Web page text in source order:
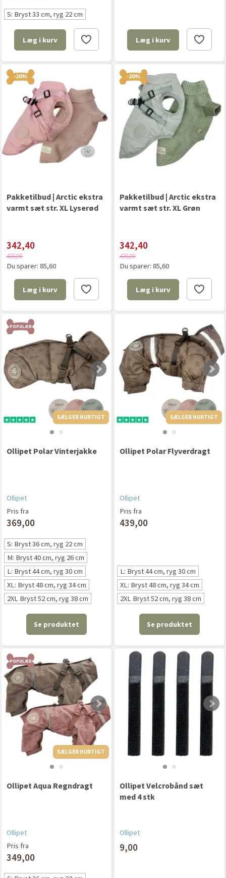
S: Bryst 33 cm, ryg 22 cm
Læg i kurv Læg i kurv
-20%
Pakketilbud | Arctic ekstra
varmt sæt str. XL Lyserød
342,40
428,00
Du sparer: 85,60
Læg i kurv
-20%
Pakketilbud | Arctic ekstra
varmt sæt str. XL Grøn
342,40
428,00
Du sparer: 85,60
Læg i kurv
POPULÆR
SÆLGER HURTIGT SÆLGER HURTIGT
Ollipet Polar Vinterjakke
Ollipet
Pris fra
369,00
S: Bryst 36 cm, ryg 22 cm
M: Bryst 40 cm, ryg 26 cm
L: Bryst 44 cm, ryg 30 cm
XL: Bryst 48 cm, ryg 34 cm
2XL Bryst 52 cm, ryg 38 cm
Se produktet
SÆLGER HURTIGT
Ollipet Polar Flyverdragt
Ollipet
Pris fra
439,00
L: Bryst 44 cm, ryg 30 cm
XL: Bryst 48 cm, ryg 34 cm
2XL Bryst 52 cm, ryg 38 cm
Se produktet
POPULÆR
SÆLGER HURTIGT SÆLGER HURTIGT
Ollipet Aqua Regndragt
Ollipet
Pris fra
349,00
Ollipet Velcrobånd sæt
med 4 stk
Ollipet
9,00